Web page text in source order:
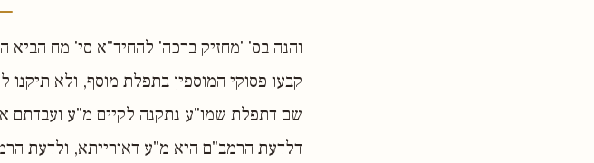
והנה בס' 'מחזיק ברכה' להחיד"א סי' מח הביא
קבעו פסוקי המוספין בתפלת מוסף, ולא
שם דתפלת שמו"ע נתקנה לקיים מ"ע ועבדתם
דלדעת הרמב"ם היא מ"ע דאורייתא, ולדעת